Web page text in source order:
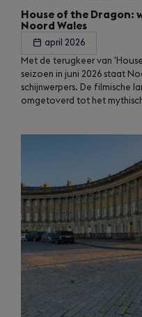
House of the Dragon:
Noord Wales
april 2026
Met de terugkeer van
seizoen in juni 2026 staat
schijnwerpers. De filmische
omgetoverd tot het